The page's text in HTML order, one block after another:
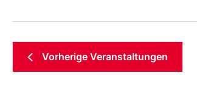
Vorherige Veranstaltungen